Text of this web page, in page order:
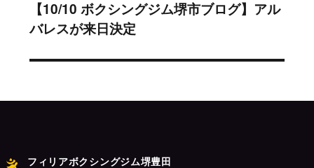
シ
ョ
次
の
【10/10 ボクシングジム堺市ブログ】アル
バレスが来日決定
フィリアボクシングジム堺豊田